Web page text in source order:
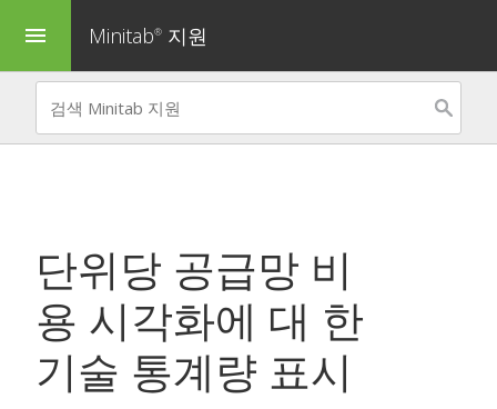
menu Minitab® 지원
단위당 공급망 비
용 시각화에 대 한
기술 통계량 표시